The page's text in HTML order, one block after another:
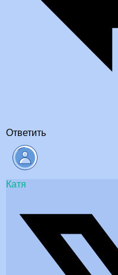
Ответить
Катя